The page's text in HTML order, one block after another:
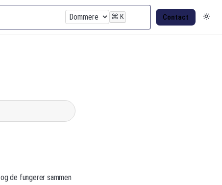
⌘ K Contact
de fungerer sammen